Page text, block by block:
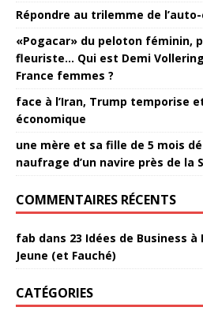
Répondre au trilemme de
«Pogacar» du peloton féminin,
fleuriste… Qui est Demi
France femmes ?
face à l’Iran, Trump temporise
économique
une mère et sa fille de 5 mois
naufrage d’un navire près de la
COMMENTAIRES RÉCENTS
fab dans 23 Idées de Business à
Jeune (et Fauché)
CATÉGORIES